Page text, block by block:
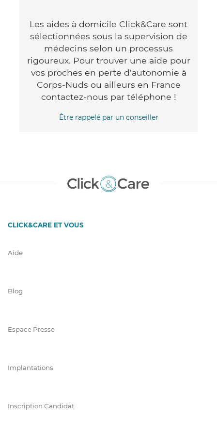
Les aides à domicile Click&Care sont
sélectionnées sous la supervision de
médecins selon un processus
rigoureux. Pour trouver une aide pour
vos proches en perte d'autonomie à
Corps-Nuds ou ailleurs en France
contactez-nous par téléphone !
Être rappelé par un conseiller
CLICK&CARE ET VOUS
Aide
Blog
Espace Presse
Implantations
Inscription Candidat